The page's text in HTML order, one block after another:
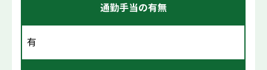
通勤手当の有無
有